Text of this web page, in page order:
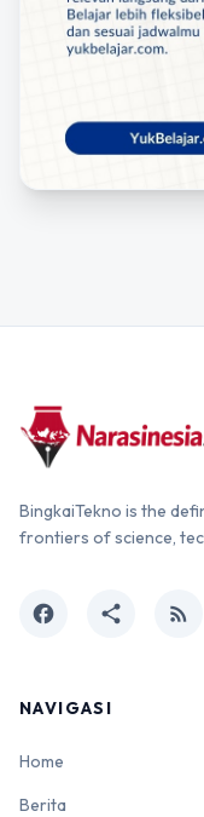
BingkaiTekno is the
frontiers of science,
facebook share rss_feed
NAVIGASI
Home
Berita